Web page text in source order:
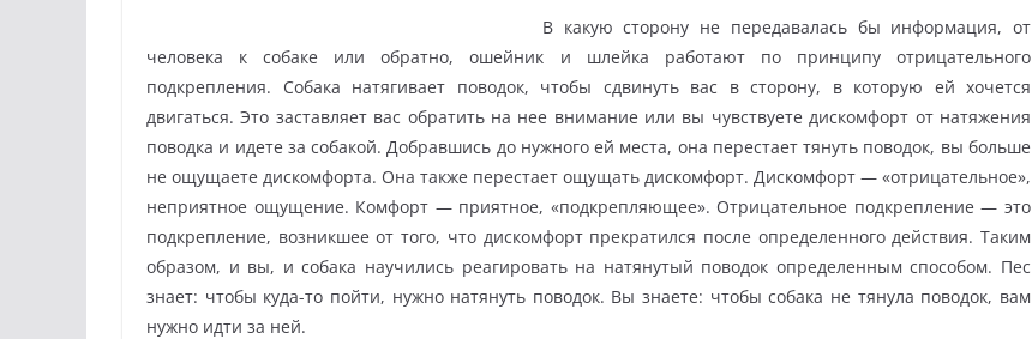
В какую сторону не передавалась бы информация, от
человека к собаке или обратно, ошейник и шлейка работают по принципу отрицательного
подкрепления. Собака натягивает поводок, чтобы сдвинуть вас в сторону, в которую ей хочется
двигаться. Это заставляет вас обратить на нее внимание или вы чувствуете дискомфорт от натяжения
поводка и идете за собакой. Добравшись до нужного ей места, она перестает тянуть поводок, вы больше
не ощущаете дискомфорта. Она также перестает ощущать дискомфорт. Дискомфорт — «отрицательное»,
неприятное ощущение. Комфорт — приятное, «подкрепляющее». Отрицательное подкрепление — это
подкрепление, возникшее от того, что дискомфорт прекратился после определенного действия. Таким
образом, и вы, и собака научились реагировать на натянутый поводок определенным способом. Пес
знает: чтобы куда-то пойти, нужно натянуть поводок. Вы знаете: чтобы собака не тянула поводок, вам
нужно идти за ней.